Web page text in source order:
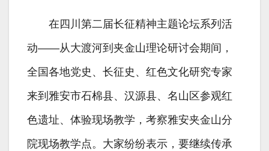
在四川第二届长征精神主题论坛系列活
动——从大渡河到夹金山理论研讨会期间，
全国各地党史、长征史、红色文化研究专家
来到雅安市石棉县、汉源县、名山区参观红
色遗址、体验现场教学，考察雅安夹金山分
院现场教学点。大家纷纷表示，要继续传承